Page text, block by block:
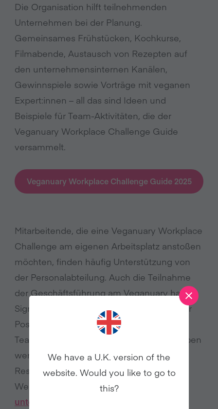
Die Organisation hilft teilnehmenden
Unternehmen bei der Planung.
Gemeinsames Frühstücken, Kochkurse,
Filmabende, Austausch von Rezepten auf
den unternehmensinternen Kanälen,
Gewinnspiele sowie Vorträge mit veganen
Expert:innen – all das sind Ideen und
Beispiele für Team-Aktivitäten, die der
Veganuary Workplace Challenge Guide
versammelt.
Veganuary Workplace Challenge Guide 2025
Mitarbeitende, die eine Veganuary Workplace
Challenge am eigenen Arbeitsplatz anstoßen
möchten, finden häufig Unterstützung von
der Personalabteilung. Auch die Teilnahme
der Geschäftsführung am Veganuary hat
Signalwirkung für das gesamte Team. Über
Poster im Büro, interne Newsletter oder in
Teammeetings kann für die Aktion geworben
werden – Veganuary bietet passende
Ressourcen wie Poster und Broschüren.
Weitere Unterstützung gibt es über
unternehmen@veganuary.com
We have a U.K. version of the
website. Would you like to go to
this?